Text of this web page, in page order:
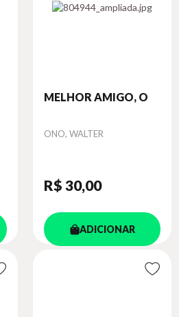
MELHOR AMIGO, O
Autor
ONO, WALTER
R$ 30,00
ADICIONAR